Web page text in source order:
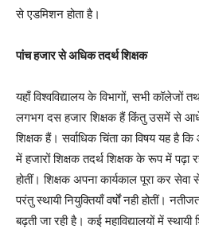
से एडमिशन होता है।
पांच हजार से अधिक तदर्थ शिक्षक
यहाँ विश्वविद्यालय के विभागों, सभी
लगभग दस हजार शिक्षक हैं किंतु उसमें से
शिक्षक हैं। सर्वाधिक चिंता का विषय यह है
में हजारों शिक्षक तदर्थ शिक्षक के रूप में पढ़ा
होतीं। शिक्षक अपना कार्यकाल पूरा कर
परंतु स्थायी नियुक्तियाँ वर्षों नही होतीं।
बढ़ती जा रही है। कई महाविद्यालयों में